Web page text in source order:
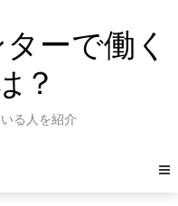
ーで働く
？
る人を紹介